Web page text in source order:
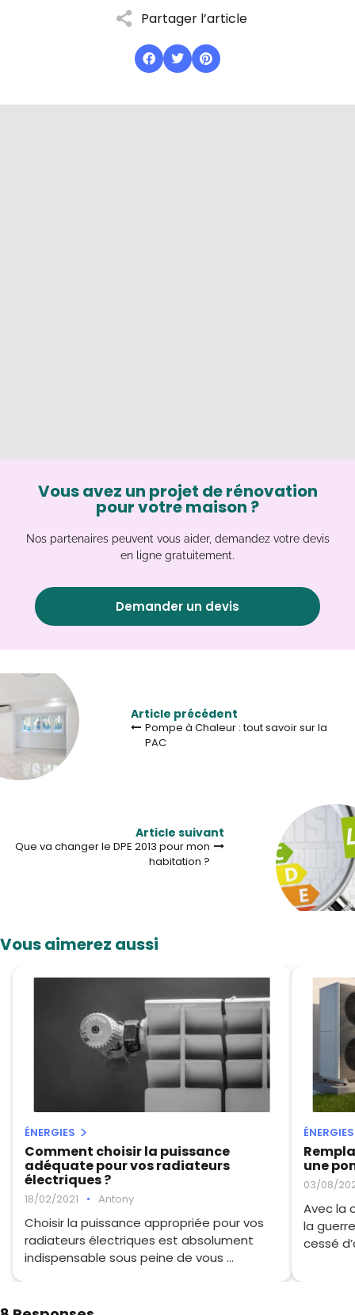
Partager l’article
Vous avez un projet de rénovation
pour votre maison ?
Nos partenaires peuvent vous aider, demandez votre devis
en ligne gratuitement.
Demander un devis
Article précédent
Pompe à Chaleur : tout savoir sur la
PAC
Article suivant
Que va changer le DPE 2013 pour mon
habitation ?
Vous aimerez aussi
ÉNERGIES
Comment choisir la puissance
adéquate pour vos radiateurs
électriques ?
18/02/2021 • Antony
Choisir la puissance appropriée pour vos
radiateurs électriques est absolument
indispensable sous peine de vous ...
ÉNERGIES
une
03/08/
Avec la
la
cessé